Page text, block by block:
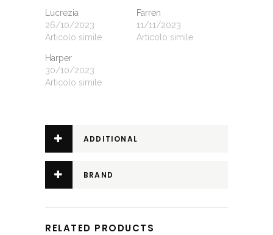
Lucrezia
26/10/2023
Articolo simile
Farren
11/11/2023
Articolo simile
Harper
30/10/2023
Articolo simile
ADDITIONAL
BRAND
RELATED PRODUCTS